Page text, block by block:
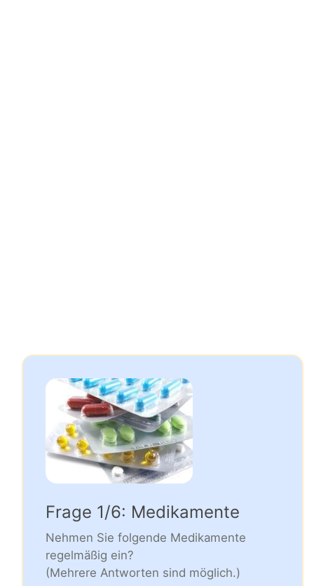
Frage 1/6: Medikamente
Nehmen Sie folgende Medikamente
regelmäßig ein?
(Mehrere Antworten sind möglich.)